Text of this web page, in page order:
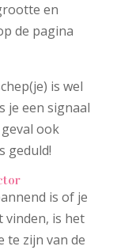
en
de pagina
is wel
je een signaal
ook
geduld!
is of je
vinden, is het
te zijn van de